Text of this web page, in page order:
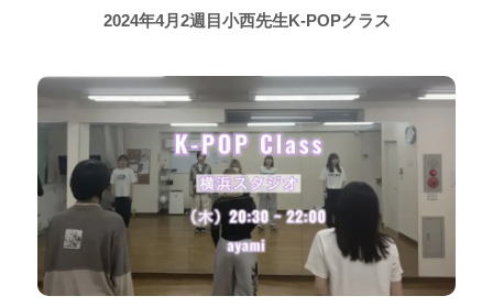
2024年4月2週目小西先生K-POPクラス